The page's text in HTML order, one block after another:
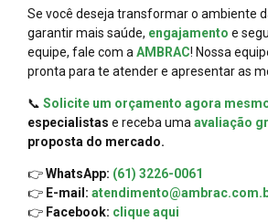
Se você deseja transformar o ambiente
garantir mais saúde, engajamento e
equipe, fale com a AMBRAC! Nossa
pronta para te atender e apresentar as
📞 Solicite um orçamento agora
especialistas e receba uma avaliação
proposta do mercado.
👉WhatsApp: (61) 3226-0061
👉 E-mail:
👉 Facebook: clique aqui